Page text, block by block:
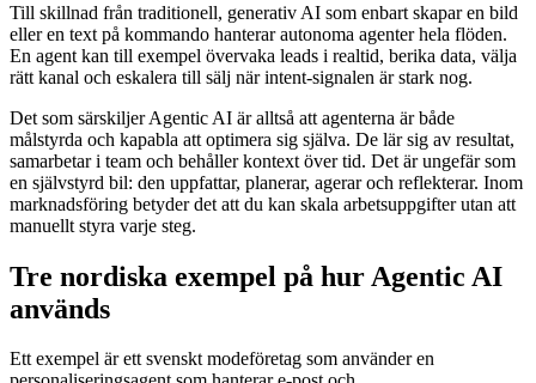
Till skillnad från traditionell, generativ AI som enbart skapar en bild
eller en text på kommando hanterar autonoma agenter hela flöden.
En agent kan till exempel övervaka leads i realtid, berika data, välja
rätt kanal och eskalera till sälj när intent-signalen är stark nog.
Det som särskiljer Agentic AI är alltså att agenterna är både
målstyrda och kapabla att optimera sig själva. De lär sig av resultat,
samarbetar i team och behåller kontext över tid. Det är ungefär som
en självstyrd bil: den uppfattar, planerar, agerar och reflekterar. Inom
marknadsföring betyder det att du kan skala arbetsuppgifter utan att
manuellt styra varje steg.
Tre nordiska exempel på hur Agentic AI
används
Ett exempel är ett svenskt modeföretag som använder en